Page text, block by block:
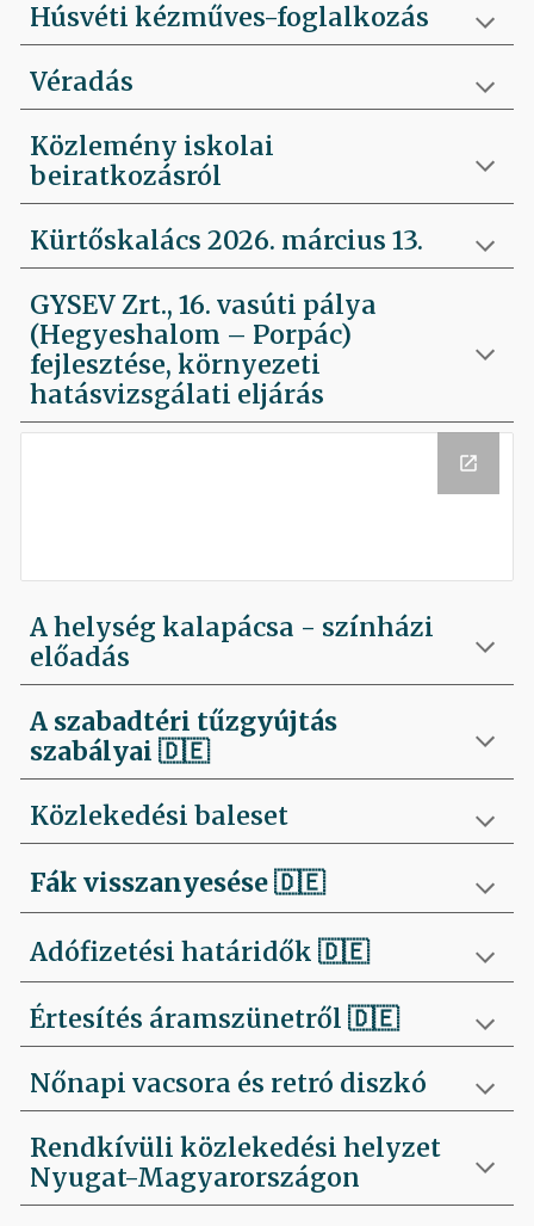
Húsvéti kézműves-foglalkozás
Véradás
Közlemény iskolai
beiratkozásról
Kürtőskalács 2026. március 13.
GYSEV Zrt., 16. vasúti pálya
(Hegyeshalom – Porpác)
fejlesztése, környezeti
hatásvizsgálati eljárás
A helység kalapácsa - színházi
előadás
A szabadtéri tűzgyújtás
szabályai🇩🇪
Közlekedési baleset
Fák visszanyesése🇩🇪
Adófizetési határidők 🇩🇪
Értesítés áramszünetről 🇩🇪
Nőnapi vacsora és retró diszkó
Rendkívüli közlekedési helyzet
Nyugat-Magyarországon